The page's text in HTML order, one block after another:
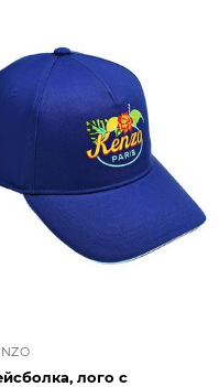
лого с